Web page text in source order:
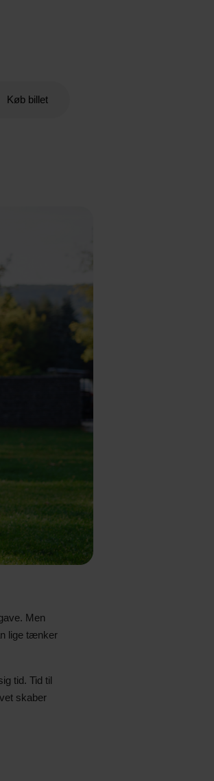
Køb billet
Men
lige tænker
tid. Tid til
skaber